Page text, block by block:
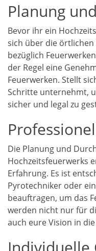
Planung
Bevor ihr ein
sich über die
bezüglich
der Regel eine
Feuerwerken. Stellt
Schritte unternehmt,
sicher und legal zu
Die Planung und
Hochzeitsfeuerwerks
Erfahrung. Es ist
Pyrotechniker oder
beauftragen, um das
werden nicht nur für
auch eure Vision in